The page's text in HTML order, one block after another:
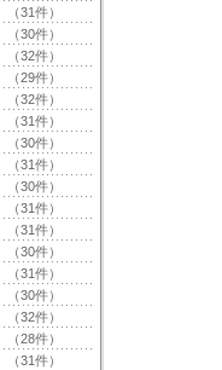
（31件）
（30件）
（32件）
（29件）
（32件）
（31件）
（30件）
（31件）
（30件）
（31件）
（31件）
（30件）
（31件）
（30件）
（32件）
（28件）
（31件）